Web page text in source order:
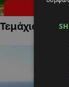
Τεμάχια Γης